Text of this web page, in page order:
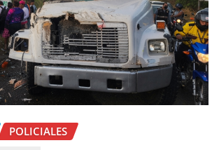
POLICIALES